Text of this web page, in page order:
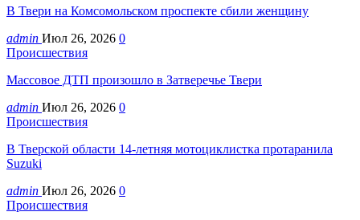
В Твери на Комсомольском проспекте сбили женщину
admin Июл 26, 2026 0
Происшествия
Массовое ДТП произошло в Затверечье Твери
admin Июл 26, 2026 0
Происшествия
В Тверской области 14-летняя мотоциклистка протаранила
Suzuki
admin Июл 26, 2026 0
Происшествия